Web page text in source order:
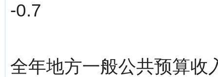
-0.7
全年地方一般公共预算收